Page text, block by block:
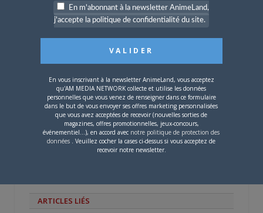
nouvelle
fenêtre)
nouvelle
fenêtre)
une
nouvelle
fenêtre)
PARLEZ-EN À VOS AMIS !
Twitter Facebook Google+Pinterest
Email
A PROPOS DE L'AUTEUR
BRUNO DE LA CRUZ
Défendre les couleurs d'AnimeLand était
un rêve. Il ne me reste plus qu'à
ARTICLES LIÉS
En m'abonnant à la newsletter AnimeLand,
j'accepte la politique de confidentialité du site.
En vous inscrivant à la newsletter AnimeLand, vous acceptez
qu'AM MEDIA NETWORK collecte et utilise les données
personnelles que vous venez de renseigner dans ce formulaire
dans le but de vous envoyer ses offres marketing personnalisées
que vous avez acceptées de recevoir (nouvelles sorties de
magazines, offres promotionnelles, jeux-concours,
événementiel...), en accord avec notre politique de protection des
données . Veuillez cocher la cases ci-dessus si vous acceptez de
recevoir notre newsletter.